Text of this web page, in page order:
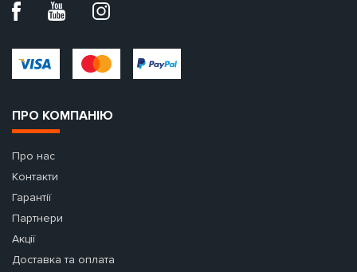
ПРО КОМПАНІЮ
Про нас
Контакти
Гарантії
Партнери
Акції
Доставка та оплата